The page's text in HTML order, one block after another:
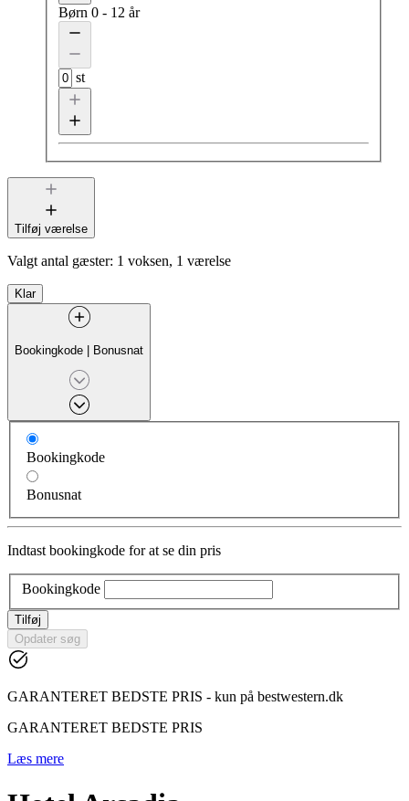
Børn 0 - 12 år
st
Tilføj værelse
Valgt antal gæster: 1 voksen, 1 værelse
Klar
Bookingkode | Bonusnat
Bookingkode
Bonusnat
Indtast bookingkode for at se din pris
Bookingkode
Tilføj
Opdater søg
GARANTERET BEDSTE PRIS - kun på bestwestern.dk
GARANTERET BEDSTE PRIS
Læs mere